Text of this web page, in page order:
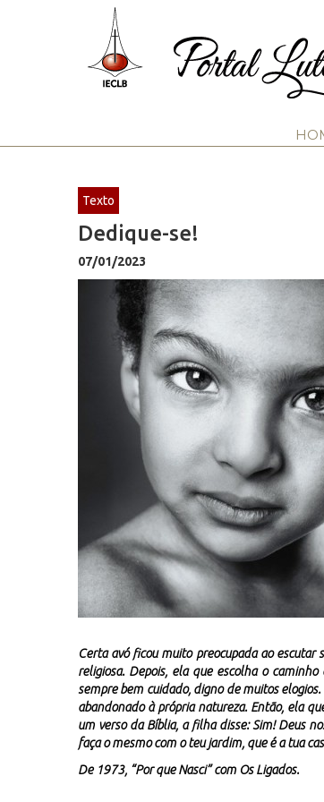
Texto
Dedique-se!
07/01/2023
Certa avó ficou muito preocupada ao escutar
religiosa. Depois, ela que escolha o
sempre bem cuidado, digno de muitos
abandonado à própria natureza. Então, ela
um verso da Bíblia, a filha disse: Sim! Deus
faça o mesmo com o teu jardim, que é a tua
De 1973, “Por que Nasci” com Os Ligados.